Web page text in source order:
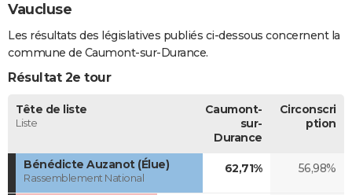
Vaucluse
Les résultats des législatives publiés ci-dessous concernent la
commune de Caumont-sur-Durance.
Résultat 2e tour
Tête de liste
Liste
Caumont-
sur-
Durance
Circonscri
ption
Bénédicte Auzanot (Élue)
Rassemblement National
62,71% 56,98%